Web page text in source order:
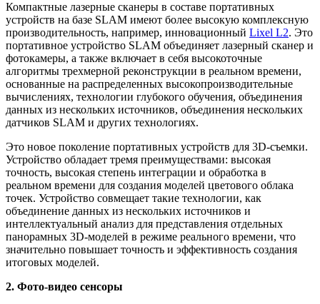
Компактные лазерные сканеры в составе портативных
устройств на базе SLAM имеют более высокую комплексную
производительность, например, инновационный Lixel L2. Это
портативное устройство SLAM объединяет лазерный сканер и
фотокамеры, а также включает в себя высокоточные
алгоритмы трехмерной реконструкции в реальном времени,
основанные на распределенных высокопроизводительные
вычислениях, технологии глубокого обучения, объединения
данных из нескольких источников, объединения нескольких
датчиков SLAM и других технологиях.
Это новое поколение портативных устройств для 3D-съемки.
Устройство обладает тремя преимуществами: высокая
точность, высокая степень интеграции и обработка в
реальном времени для создания моделей цветового облака
точек. Устройство совмещает такие технологии, как
объединение данных из нескольких источников и
интеллектуальный анализ для представления отдельных
панорамных 3D-моделей в режиме реального времени, что
значительно повышает точность и эффективность создания
итоговых моделей.
2. Фото-видео сенсоры